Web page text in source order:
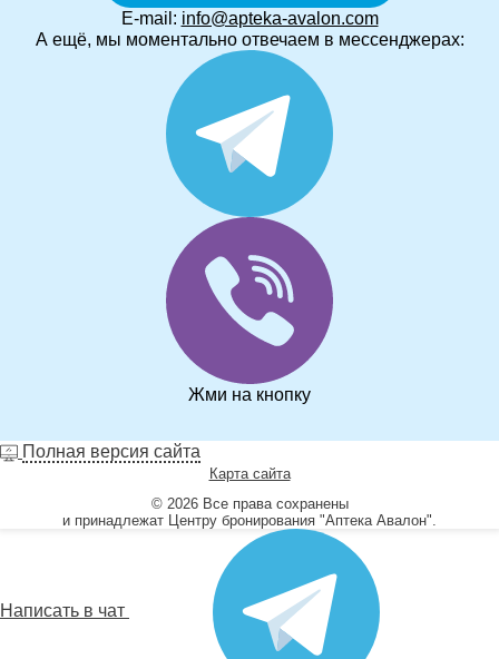
E-mail: info@apteka-avalon.com
А ещё, мы моментально отвечаем в мессенджерах:
Жми на кнопку
Полная версия сайта
Карта сайта
© 2026 Все права сохранены
и принадлежат Центру бронирования "Аптека Авалон".
Написать в чат